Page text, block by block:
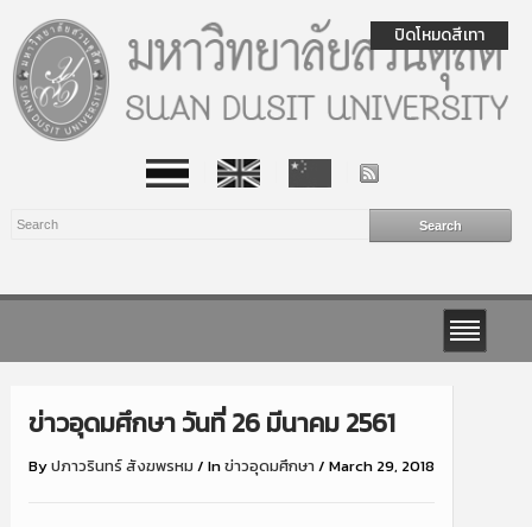
ข่าวอุดมศึกษา วันที่ 26 มีนาคม 2561
Byปภาวรินทร์ สังฆพรหม / Inข่าวอุดมศึกษา/ March 29, 2018
ปิดโหมดสีเทา